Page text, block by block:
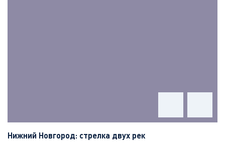
Нижний Новгород: стрелка двух рек